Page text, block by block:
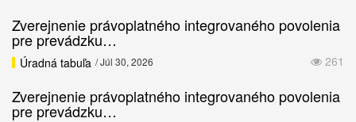
Zverejnenie právoplatného integrovaného povolenia
pre prevádzku…
261
Úradná tabuľa / Júl 30, 2026
Zverejnenie právoplatného integrovaného povolenia
pre prevádzku…